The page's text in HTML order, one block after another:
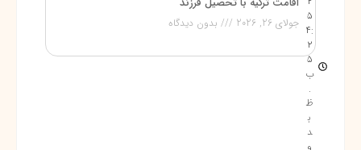
5
4:
2
5
ب
.
ظ
ب
د
و
جولای 26, 2026 بدون دیدگاه